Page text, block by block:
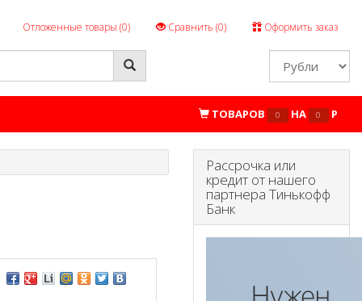
Отложенные товары (0) Сравнить (0) Оформить заказ
ТОВАРОВ 0 НА 0 P
Рассрочка или
кредит от нашего
партнера Тинькофф
Банк